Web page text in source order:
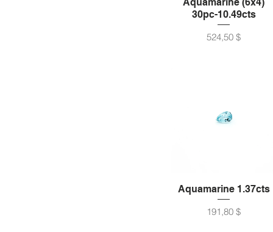
30pc-10.49cts
Preis
524,50 $
Aquamarine 1.37cts
Preis
191,80 $